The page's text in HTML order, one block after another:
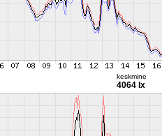
keskmine
4064 lx